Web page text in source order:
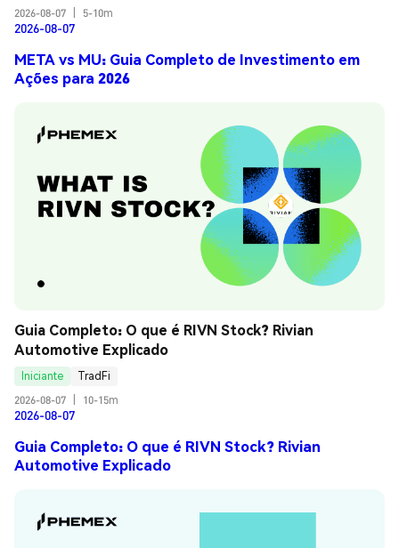
2026-08-07
5-10m
2026-08-07
META vs MU: Guia Completo de Investimento em
Ações para 2026
Guia Completo: O que é RIVN Stock? Rivian
Automotive Explicado
Iniciante
TradFi
2026-08-07
10-15m
2026-08-07
Guia Completo: O que é RIVN Stock? Rivian
Automotive Explicado